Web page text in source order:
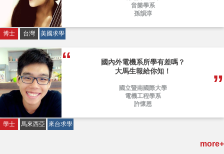
音樂學系
孫韻淳
博士 台灣 美國求學
國內外電機系所學有差嗎？
大馬生報給你知！
國立暨南國際大學
電機工程學系
許懷恩
學士 馬來西亞 來台求學
more+